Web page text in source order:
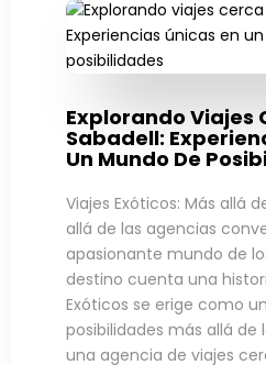
Explorando Viajes
Sabadell:
Un Mundo De
Viajes Exóticos: Más allá
allá de las agencias
apasionante mundo de
destino cuenta una
Exóticos se erige como
posibilidades más allá de
una agencia de viajes